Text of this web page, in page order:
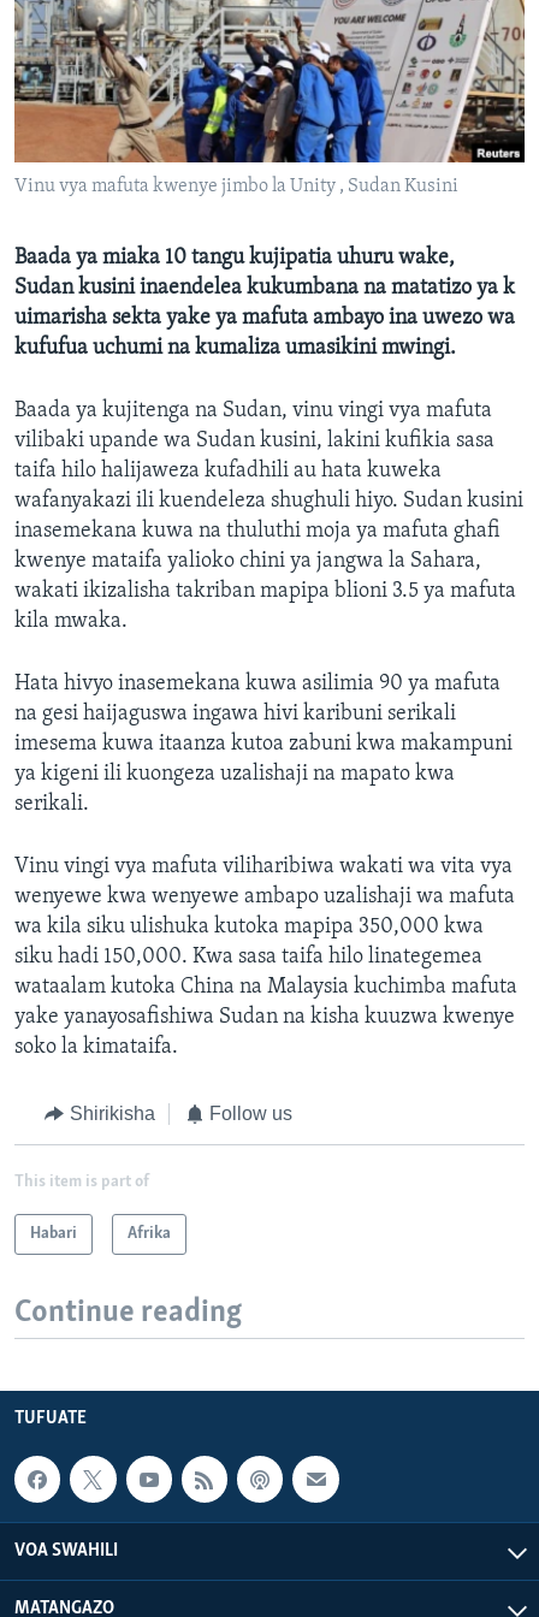
Vinu vya mafuta kwenye jimbo la Unity , Sudan Kusini
Baada ya miaka 10 tangu kujipatia uhuru wake,
Sudan kusini inaendelea kukumbana na matatizo ya k
uimarisha sekta yake ya mafuta ambayo ina uwezo wa
kufufua uchumi na kumaliza umasikini mwingi.
Baada ya kujitenga na Sudan, vinu vingi vya mafuta
vilibaki upande wa Sudan kusini, lakini kufikia sasa
taifa hilo halijaweza kufadhili au hata kuweka
wafanyakazi ili kuendeleza shughuli hiyo. Sudan kusini
inasemekana kuwa na thuluthi moja ya mafuta ghafi
kwenye mataifa yalioko chini ya jangwa la Sahara,
wakati ikizalisha takriban mapipa blioni 3.5 ya mafuta
kila mwaka.
Hata hivyo inasemekana kuwa asilimia 90 ya mafuta
na gesi haijaguswa ingawa hivi karibuni serikali
imesema kuwa itaanza kutoa zabuni kwa makampuni
ya kigeni ili kuongeza uzalishaji na mapato kwa
serikali.
Vinu vingi vya mafuta viliharibiwa wakati wa vita vya
wenyewe kwa wenyewe ambapo uzalishaji wa mafuta
wa kila siku ulishuka kutoka mapipa 350,000 kwa
siku hadi 150,000. Kwa sasa taifa hilo linategemea
wataalam kutoka China na Malaysia kuchimba mafuta
yake yanayosafishiwa Sudan na kisha kuuzwa kwenye
soko la kimataifa.
Shirikisha Follow us
This item is part of
Habari Afrika
Continue reading
TUFUATE
VOA SWAHILI
MATANGAZO